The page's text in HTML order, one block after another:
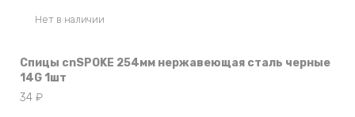
Нет в наличии
Спицы cnSPOKE 254мм нержавеющая сталь черные
14G 1шт
34 ₽